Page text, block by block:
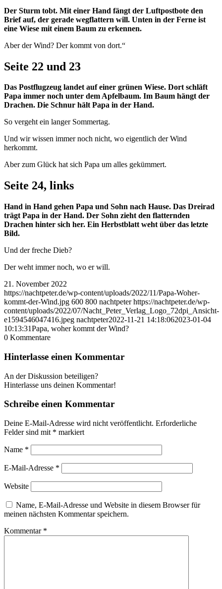
Der Sturm tobt. Mit einer Hand fängt der Luftpostbote den
Brief auf, der gerade wegflattern will. Unten in der Ferne ist
eine Wiese mit einem Baum zu erkennen.
Aber der Wind? Der kommt von dort.“
Seite 22 und 23
Das Postflugzeug landet auf einer grünen Wiese. Dort schläft
Papa immer noch unter dem Apfelbaum. Im Baum hängt der
Drachen. Die Schnur hält Papa in der Hand.
So vergeht ein langer Sommertag.
Und wir wissen immer noch nicht, wo eigentlich der Wind
herkommt.
Aber zum Glück hat sich Papa um alles gekümmert.
Seite 24, links
Hand in Hand gehen Papa und Sohn nach Hause. Das Dreirad
trägt Papa in der Hand. Der Sohn zieht den flatternden
Drachen hinter sich her. Ein Herbstblatt weht über das letzte
Bild.
Und der freche Dieb?
Der weht immer noch, wo er will.
21. November 2022
https://nachtpeter.de/wp-content/uploads/2022/11/Papa-Woher-
kommt-der-Wind.jpg 600 800 nachtpeter https://nachtpeter.de/wp-
content/uploads/2022/07/Nacht_Peter_Verlag_Logo_72dpi_Ansicht-
e1594546047416.jpeg nachtpeter2022-11-21 14:18:062023-01-04
10:13:31Papa, woher kommt der Wind?
0 Kommentare
Hinterlasse einen Kommentar
An der Diskussion beteiligen?
Hinterlasse uns deinen Kommentar!
Schreibe einen Kommentar
Deine E-Mail-Adresse wird nicht veröffentlicht. Erforderliche
Felder sind mit * markiert
Name *
E-Mail-Adresse *
Website
Name, E-Mail-Adresse und Website in diesem Browser für
meinen nächsten Kommentar speichern.
Kommentar *